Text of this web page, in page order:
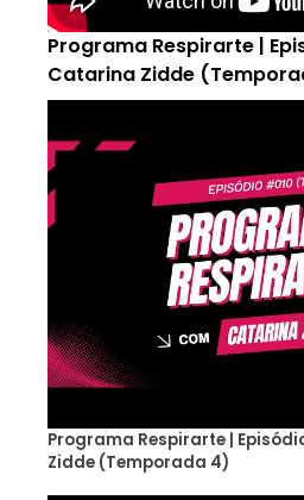
Programa Respirarte |
Catarina Zidde
Programa Respirarte |
Zidde (Temporada 4)